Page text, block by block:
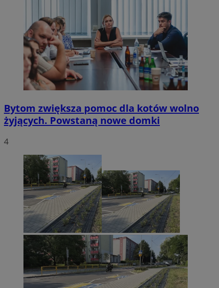
Bytom zwiększa pomoc dla kotów wolno
żyjących. Powstaną nowe domki
4